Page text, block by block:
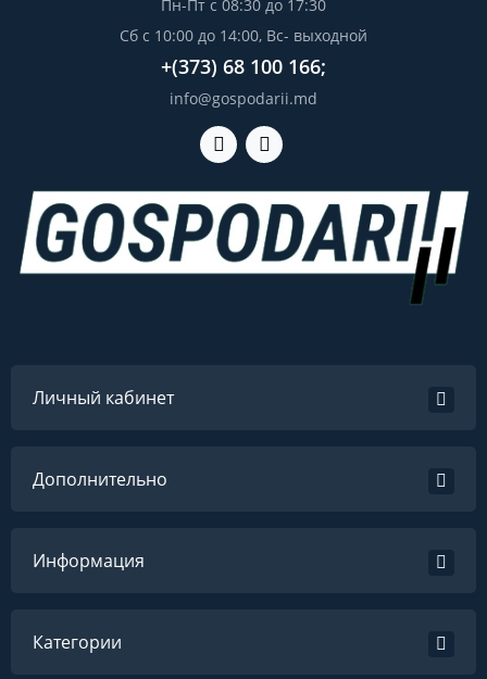
Пн-Пт с 08:30 до 17:30
Сб с 10:00 до 14:00, Вс- выходной
+(373) 68 100 166;
info@gospodarii.md
Личный кабинет
Дополнительно
Информация
Категории